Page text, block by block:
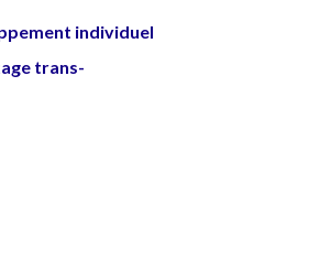
individuel
trans-